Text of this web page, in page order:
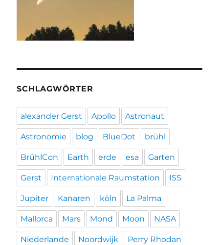
SCHLAGWÖRTER
alexander Gerst Apollo Astronaut
Astronomie blog BlueDot brühl
BrühlCon Earth erde esa Garten
Gerst Internationale Raumstation ISS
Jupiter Kanaren köln La Palma
Mallorca Mars Mond Moon NASA
Niederlande Noordwijk Perry Rhodan